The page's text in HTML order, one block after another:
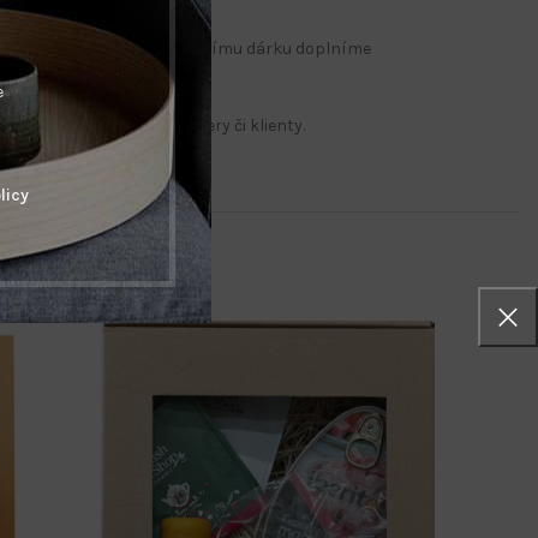
přizpůsobený konkrétnímu dárku doplníme
své obchodní partnery či klienty.